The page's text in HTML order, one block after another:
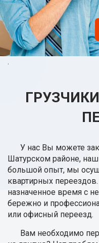
.
У нас Вы можете
Шатурском районе,
большой опыт, мы
квартирных
назначенное время с
бережно и
или офисный переезд.
Вам необходимо